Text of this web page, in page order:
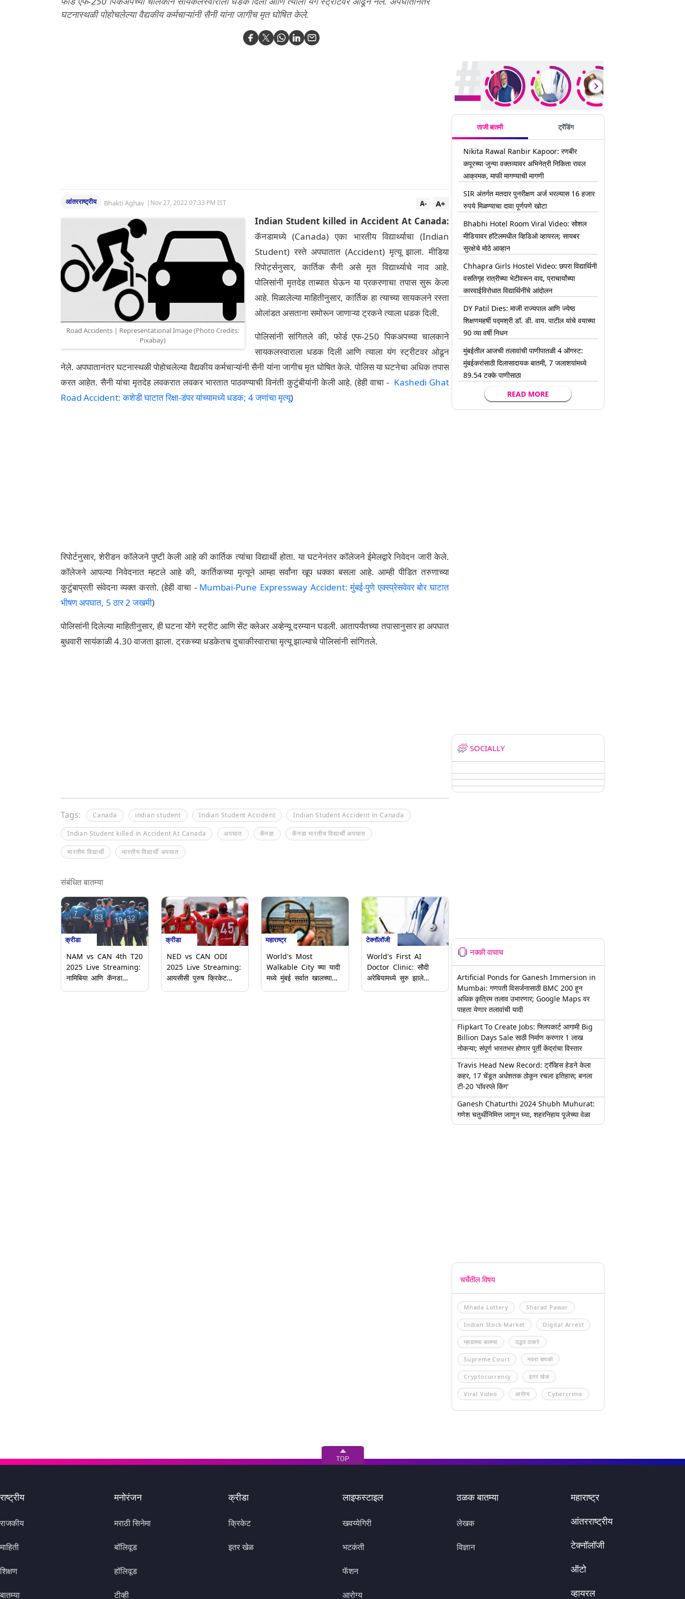
घटनास्थळी पोहोचलेल्या वैद्यकीय कर्मचाऱ्यांनी सैनी यांना जागीच मृत घोषित केले.
आंतरराष्ट्रीय Bhakti Aghav | Nov 27, 2022 07:33 PM IST A+
A-
Road Accidents | Representational Image (Photo Credits:
Pixabay)
Indian Student killed in Accident At Canada:
कॅनडामध्ये (Canada) एका भारतीय विद्यार्थ्याचा (Indian
Student) रस्ते अपघातात (Accident) मृत्यू झाला. मीडिया
रिपोर्ट्सनुसार, कार्तिक सैनी असे मृत विद्यार्थ्याचे नाव आहे.
पोलिसांनी मृतदेह ताब्यात घेऊन या प्रकरणाचा तपास सुरू केला
आहे. मिळालेल्या माहितीनुसार, कार्तिक हा त्याच्या सायकलने रस्ता
ओलांडत असताना समोरून जाणाऱ्या ट्रकने त्याला धडक दिली.
पोलिसांनी सांगितले की, फोर्ड एफ-250 पिकअपच्या चालकाने
सायकलस्वाराला धडक दिली आणि त्याला यंग स्ट्रीटवर ओढून
नेले. अपघातानंतर घटनास्थळी पोहोचलेल्या वैद्यकीय कर्मचाऱ्यांनी सैनी यांना जागीच मृत घोषित केले. पोलिस या घटनेचा अधिक तपास
करत आहेत. सैनी यांचा मृतदेह लवकरात लवकर भारतात पाठवण्याची विनंती कुटुंबीयांनी केली आहे. (हेही वाचा - Kashedi Ghat
Road Accident: कशेडी घाटात रिक्षा-डंपर यांच्यामध्ये धडक; 4 जणांचा मृत्यू)
रिपोर्टनुसार, शेरीडन कॉलेजने पुष्टी केली आहे की कार्तिक त्यांचा विद्यार्थी होता. या घटनेनंतर कॉलेजने ईमेलद्वारे निवेदन जारी केले.
कॉलेजने आपल्या निवेदनात म्हटले आहे की, कार्तिकच्या मृत्यूने आम्हा सर्वांना खूप धक्का बसला आहे. आम्ही पीडित तरुणाच्या
कुटुंबाप्रती संवेदना व्यक्त करतो. (हेही वाचा - Mumbai-Pune Expressway Accident: मुंबई-पुणे एक्स्प्रेसवेवर बोर घाटात
भीषण अपघात, 5 ठार 2 जखमी)
पोलिसांनी दिलेल्या माहितीनुसार, ही घटना योंगे स्ट्रीट आणि सेंट क्लेअर अव्हेन्यू दरम्यान घडली. आतापर्यंतच्या तपासानुसार हा अपघात
बुधवारी सायंकाळी 4.30 वाजता झाला. ट्रकच्या धडकेतच दुचाकीस्वाराचा मृत्यू झाल्याचे पोलिसांनी सांगितले.
Tags: Canada indian student Indian Student Accident Indian Student Accident in Canada
Indian Student killed in Accident At Canada अपघात कॅनडा कॅनडा भारतीय विद्यार्थी अपघात
भारतीय विद्यार्थी भारतीय विद्यार्थी अपघात
संबंधित बातम्या
क्रीडा
NAM vs CAN 4th T20
2025 Live Streaming:
नामिबिया आणि कॅनडा
क्रीडा
NED vs CAN ODI
2025 Live Streaming:
आयसीसी पुरुष क्रिकेट
महाराष्ट्र
World's Most
Walkable City च्या यादी
मध्ये मुंबई सर्वात खालच्या
टेक्नॉलॉजी
World's First AI
Doctor Clinic: सौदी
अरेबियामध्ये सुरु झाले
ताजी बातमी ट्रेंडिंग
Nikita Rawal Ranbir Kapoor: रणबीर
कपूरच्या जुन्या वक्तव्यावर अभिनेत्री निकिता रावल
आक्रमक, माफी मागण्याची मागणी
SIR अंतर्गत मतदार पुनरीक्षण अर्ज भरल्यास 16 हजार
रुपये मिळण्याचा दावा पूर्णपणे खोटा
Bhabhi Hotel Room Viral Video: सोशल
मीडियावर हॉटेलमधील व्हिडिओ व्हायरल; सायबर
सुरक्षेचे मोठे आव्हान
Chhapra Girls Hostel Video: छपरा विद्यार्थिनी
वसतिगृह रात्रीच्या भेटीवरून वाद, प्राचार्यांच्या
कारवाईविरोधात विद्यार्थिनींचे आंदोलन
DY Patil Dies: माजी राज्यपाल आणि ज्येष्ठ
शिक्षणमहर्षी पद्मश्री डॉ. डी. वाय. पाटील यांचे वयाच्या
90 व्या वर्षी निधन
मुंबईतील आजची तलावांची पाणीपातळी 4 ऑगस्ट:
मुंबईकरांसाठी दिलासादायक बातमी, 7 जलाशयांमध्ये
89.54 टक्के पाणीसाठा
READ MORE
SOCIALLY
नक्की वाचाच
Artificial Ponds for Ganesh Immersion in
Mumbai: गणपती विसर्जनासाठी BMC 200 हून
अधिक कृत्रिम तलाव उभारणार; Google Maps वर
पाहता येणार तलावांची यादी
Flipkart To Create Jobs: फ्लिपकार्ट आगामी Big
Billion Days Sale साठी निर्माण करणार 1 लाख
नोकऱ्या; संपूर्ण भारतभर होणार पूर्ती केंद्रांचा विस्तार
Travis Head New Record: ट्रॅव्हिस हेडने केला
कहर, 17 चेंडूत अर्धशतक ठोकून रचला इतिहास; बनला
टी-20 'पॉवरप्ले किंग'
Ganesh Chaturthi 2024 Shubh Muhurat:
गणेश चतुर्थीनिमित्त जाणून घ्या, शहरनिहाय पूजेच्या वेळा
चर्चेतील विषय
Mhada Lottery Sharad Pawar
Indian Stock Market Digital Arrest
म्हाडाच्या बातम्या उद्धव ठाकरे
Supreme Court नवरा बायको
Cryptocurrency इतर खेळ
Viral Video आरोग्य Cybercrime
राष्ट्रीय
राजकीय
माहिती
शिक्षण
बातम्या
मनोरंजन
मराठी सिनेमा
बॉलिवूड
हॉलिवूड
टीव्ही
क्रीडा
क्रिकेट
इतर खेळ
लाइफस्टाइल
खवय्येगिरी
भटकंती
फॅशन
आरोग्य
ठळक बातम्या
लेखक
विज्ञान
महाराष्ट्र
आंतरराष्ट्रीय
टेक्नॉलॉजी
ऑटो
व्हायरल